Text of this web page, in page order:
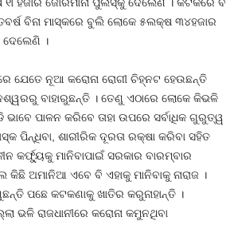
ବିନା ମାସ୍କରେ ବୁଲି ଲୋକେ ୫ଲକ୍ଷ ୩୪ହଜାର
ଦେଲେଣି ।
ଯେତେ ନୂଆ କରୋନା ରୋଗୀ ଚିହ୍ନଟ ହେଉଛନ୍ତି
ବାହାରୁଛନ୍ତି । ତେଣୁ ଏଠାରେ ଲୋକେ କିଭଳି
ଭାବେ ପାଳନ କରିବେ ତାହା ଉପରେ ସର୍ବାଧିକ ଗୁରୁତ୍ୱ
ପିନ୍ଧିବା, ଶାରୀରିକ ଦୂରତା ରକ୍ଷା କରିବା ସହିତ
କର୍ଫ୍ୟୁକୁ ମାନିବାପାଇଁ ସରକାର ବାରମ୍ବାର
ଅମାନିଆ ଏବେ ବି ଏହାକୁ ମାନିବାକୁ ନାରାଜ ।
ପଛେ କଟକଣାକୁ ଖାତିର କରୁନାହାନ୍ତି ।
ଭଳି ରାଜଧାନୀରେ କରୋନା କମୁନଥିବା